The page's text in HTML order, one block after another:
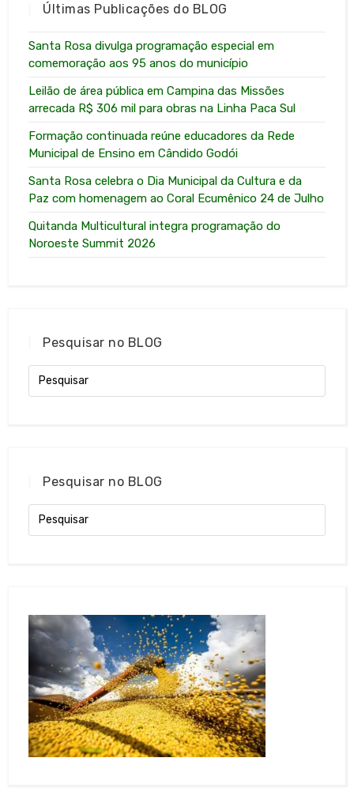
Últimas Publicações do BLOG
Santa Rosa divulga programação especial em
comemoração aos 95 anos do município
Leilão de área pública em Campina das Missões
arrecada R$ 306 mil para obras na Linha Paca Sul
Formação continuada reúne educadores da Rede
Municipal de Ensino em Cândido Godói
Santa Rosa celebra o Dia Municipal da Cultura e da
Paz com homenagem ao Coral Ecumênico 24 de Julho
Quitanda Multicultural integra programação do
Noroeste Summit 2026
Pesquisar no BLOG
Pesquisar no BLOG